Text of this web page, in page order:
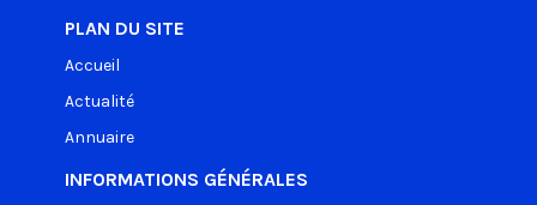
PLAN DU SITE
Accueil
Actualité
Annuaire
INFORMATIONS GÉNÉRALES